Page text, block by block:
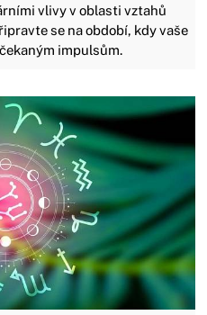
vlivy v oblasti vztahů
se na období, kdy vaše
impulsům.